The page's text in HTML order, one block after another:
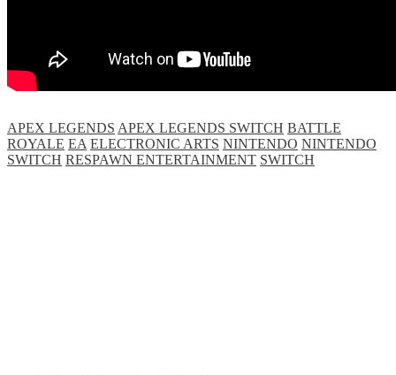
APEX LEGENDS APEX LEGENDS SWITCH BATTLE
ROYALE EA ELECTRONIC ARTS NINTENDO NINTENDO
SWITCH RESPAWN ENTERTAINMENT SWITCH